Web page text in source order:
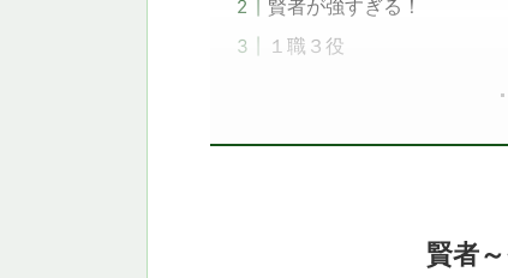
賢者が強すぎる！
１職３役
賢者